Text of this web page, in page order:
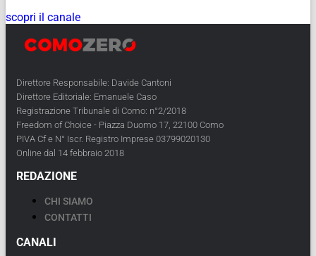
scopri il canale
Direttore Responsabile: Davide Cantoni
Direttore Editoriale: Emanuele Caso
Registrazione Tribunale di Como: n°2/2018
Freedom of Choice - Piazza Duomo 17, 22100 Como
PIVA Cf e N° Iscr. Registro Imprese 03799020130
Online dal 14 febbraio 2018
REDAZIONE
CHI SIAMO
CONTATTI
CANALI